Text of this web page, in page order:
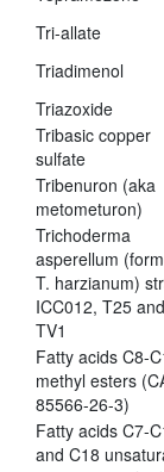
Tri-allate
Triadimenol
Triazoxide
Tribasic copper
sulfate
Tribenuron (aka
metometuron)
Trichoderma
asperellum
T. harzianum)
ICC012, T25 and
TV1
Fatty acids C8-
methyl esters
85566-26-3)
Fatty acids C7-
and C18